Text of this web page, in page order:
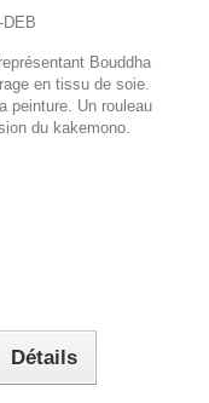
DEB
Bouddha
en tissu de soie.
peinture. Un rouleau
du kakemono.
Détails